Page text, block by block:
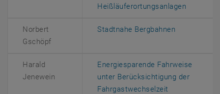
Heißläuferortungsanlagen
Norbert
Gschöpf
Stadtnahe Bergbahnen
Harald
Jenewein
Energiesparende Fahrweise
unter Berücksichtigung der
Fahrgastwechselzeit